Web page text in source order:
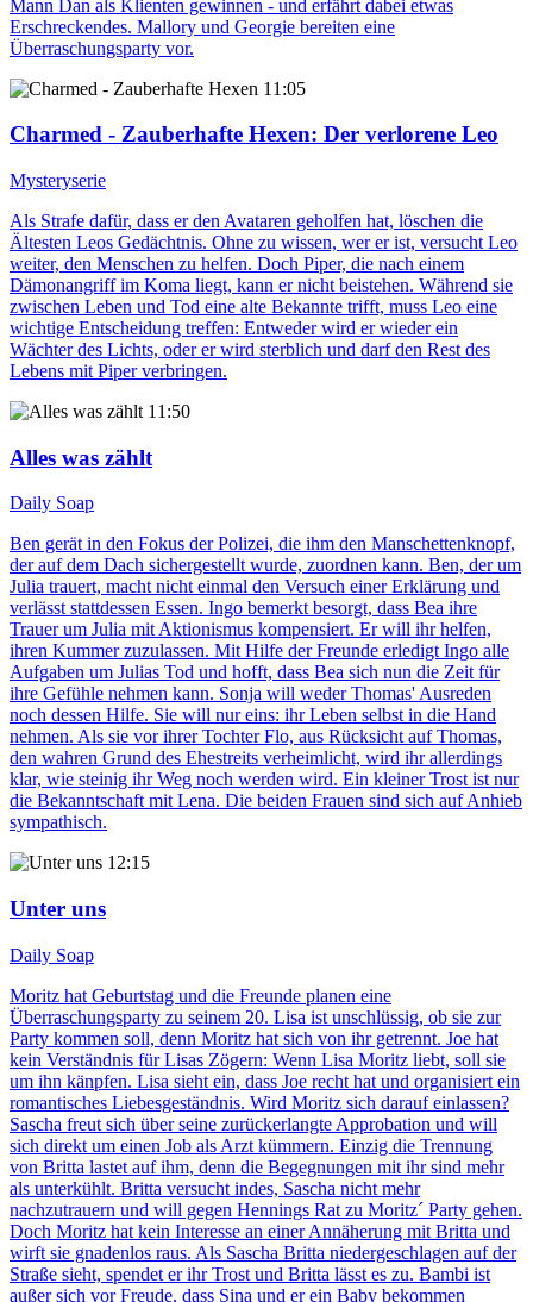
Mann Dan als Klienten gewinnen - und erfährt dabei etwas
Erschreckendes. Mallory und Georgie bereiten eine
Überraschungsparty vor.
11:05
Charmed - Zauberhafte Hexen: Der verlorene Leo
Mysteryserie
Als Strafe dafür, dass er den Avataren geholfen hat, löschen die
Ältesten Leos Gedächtnis. Ohne zu wissen, wer er ist, versucht Leo
weiter, den Menschen zu helfen. Doch Piper, die nach einem
Dämonangriff im Koma liegt, kann er nicht beistehen. Während sie
zwischen Leben und Tod eine alte Bekannte trifft, muss Leo eine
wichtige Entscheidung treffen: Entweder wird er wieder ein
Wächter des Lichts, oder er wird sterblich und darf den Rest des
Lebens mit Piper verbringen.
11:50
Alles was zählt
Daily Soap
Ben gerät in den Fokus der Polizei, die ihm den Manschettenknopf,
der auf dem Dach sichergestellt wurde, zuordnen kann. Ben, der um
Julia trauert, macht nicht einmal den Versuch einer Erklärung und
verlässt stattdessen Essen. Ingo bemerkt besorgt, dass Bea ihre
Trauer um Julia mit Aktionismus kompensiert. Er will ihr helfen,
ihren Kummer zuzulassen. Mit Hilfe der Freunde erledigt Ingo alle
Aufgaben um Julias Tod und hofft, dass Bea sich nun die Zeit für
ihre Gefühle nehmen kann. Sonja will weder Thomas' Ausreden
noch dessen Hilfe. Sie will nur eins: ihr Leben selbst in die Hand
nehmen. Als sie vor ihrer Tochter Flo, aus Rücksicht auf Thomas,
den wahren Grund des Ehestreits verheimlicht, wird ihr allerdings
klar, wie steinig ihr Weg noch werden wird. Ein kleiner Trost ist nur
die Bekanntschaft mit Lena. Die beiden Frauen sind sich auf Anhieb
sympathisch.
12:15
Unter uns
Daily Soap
Moritz hat Geburtstag und die Freunde planen eine
Überraschungsparty zu seinem 20. Lisa ist unschlüssig, ob sie zur
Party kommen soll, denn Moritz hat sich von ihr getrennt. Joe hat
kein Verständnis für Lisas Zögern: Wenn Lisa Moritz liebt, soll sie
um ihn känpfen. Lisa sieht ein, dass Joe recht hat und organisiert ein
romantisches Liebesgeständnis. Wird Moritz sich darauf einlassen?
Sascha freut sich über seine zurückerlangte Approbation und will
sich direkt um einen Job als Arzt kümmern. Einzig die Trennung
von Britta lastet auf ihm, denn die Begegnungen mit ihr sind mehr
als unterkühlt. Britta versucht indes, Sascha nicht mehr
nachzutrauern und will gegen Hennings Rat zu Moritz´ Party gehen.
Doch Moritz hat kein Interesse an einer Annäherung mit Britta und
wirft sie gnadenlos raus. Als Sascha Britta niedergeschlagen auf der
Straße sieht, spendet er ihr Trost und Britta lässt es zu. Bambi ist
außer sich vor Freude, dass Sina und er ein Baby bekommen